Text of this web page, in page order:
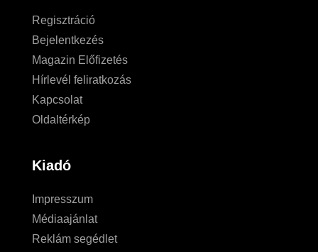
Regisztráció
Bejelentkezés
Magazin Előfizetés
Hírlevél feliratkozás
Kapcsolat
Oldaltérkép
Kiadó
Impresszum
Médiaajánlat
Reklám segédlet